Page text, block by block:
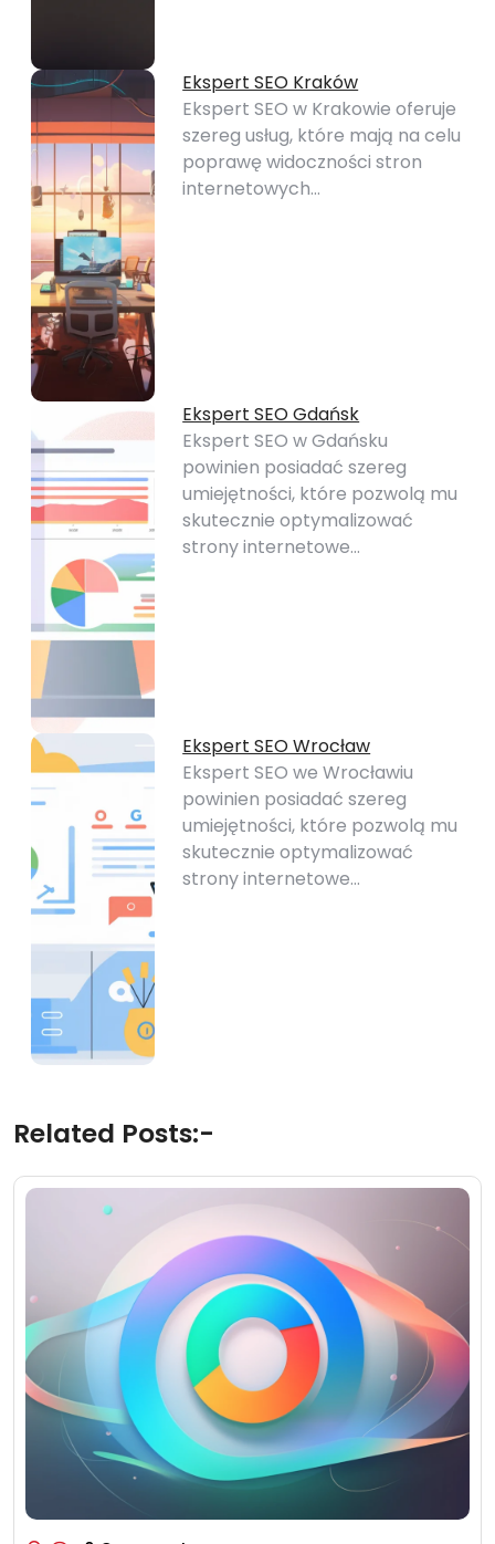
Ekspert SEO Kraków
Ekspert SEO w Krakowie oferuje
szereg usług, które mają na celu
poprawę widoczności stron
internetowych…
Ekspert SEO Gdańsk
Ekspert SEO w Gdańsku
powinien posiadać szereg
umiejętności, które pozwolą mu
skutecznie optymalizować
strony internetowe…
Ekspert SEO Wrocław
Ekspert SEO we Wrocławiu
powinien posiadać szereg
umiejętności, które pozwolą mu
skutecznie optymalizować
strony internetowe…
Related Posts:-